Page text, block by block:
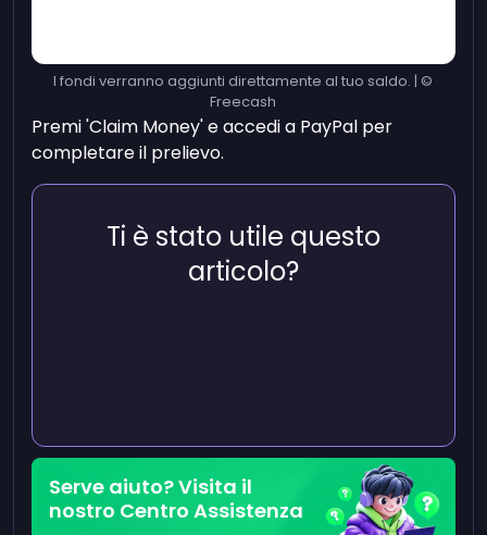
I fondi verranno aggiunti direttamente al tuo saldo. | ©
Freecash
Premi 'Claim Money' e accedi a PayPal per
completare il prelievo.
Ti è stato utile questo
articolo?
Serve aiuto? Visita il
nostro Centro Assistenza